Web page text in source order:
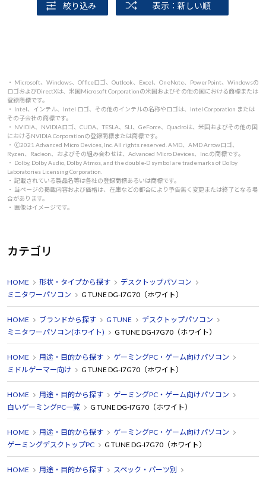
絞り込み 表示：新しい順
・ Microsoft、Windows、Officeロゴ、Outlook、Excel、OneNote、PowerPoint、Windowsの
ロゴおよびDirectXは、米国Microsoft Corporationの米国およびその他の国における商標または
登録商標です。
・ Intel、インテル、Intel ロゴ、その他のインテルの名称やロゴは、Intel Corporation または
その子会社の商標です。
・ NVIDIA、NVIDIAロゴ、CUDA、TESLA、SLI、GeForce、Quadroは、米国およびその他の国
におけるNVIDIA Corporationの登録商標または商標です。
・ 🄫2021 Advanced Micro Devices, Inc. All rights reserved. AMD、AMD Arrowロゴ、
Ryzen、Radeon、およびその組み合わせは、Advanced Micro Devices、Inc.の商標です。
・ Dolby, Dolby Audio, Dolby Atmos, and the double-D symbol are trademarks of Dolby
Laboratories Licensing Corporation.
・ 記載されている製品名等は各社の登録商標あるいは商標です。
・ 当ページの掲載内容および価格は、在庫などの都合により予告無く変更または終了となる場
合があります。
・ 画像はイメージです。
カテゴリ
HOME 形状・タイプから探す
デスクトップパソコン
ミニタワーパソコン
G TUNE DG-I7G70（ホワイト）
HOME ブランドから探す G TUNE
デスクトップパソコン
ミニタワーパソコン(ホワイト)
G TUNE DG-I7G70（ホワイト）
HOME 用途・目的から探す
ゲーミングPC・ゲーム向けパソコン
ミドルゲーマー向け
G TUNE DG-I7G70（ホワイト）
HOME 用途・目的から探す
ゲーミングPC・ゲーム向けパソコン
白いゲーミングPC一覧
G TUNE DG-I7G70（ホワイト）
HOME 用途・目的から探す
ゲーミングPC・ゲーム向けパソコン
ゲーミングデスクトップPC
G TUNE DG-I7G70（ホワイト）
HOME 用途・目的から探す
スペック・パーツ別